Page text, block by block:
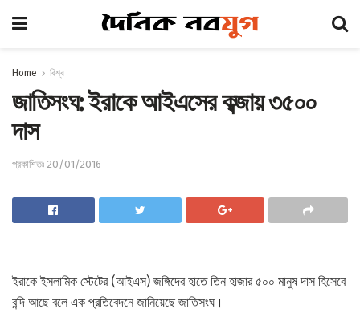
Home বিশ্ব
জাতিসংঘ: ইরাকে আইএসের কব্জায় ৩৫০০
দাস
প্রকাশিতঃ 20/01/2016
ইরাকে ইসলামিক স্টেটের (আইএস) জঙ্গিদের হাতে তিন হাজার ৫০০ মানুষ দাস হিসেবে
বন্দি আছে বলে এক প্রতিবেদনে জানিয়েছে জাতিসংঘ।